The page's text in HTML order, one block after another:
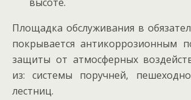
Площадка обслуживания в
покрывается антикоррозионным
защиты от атмосферных
из: системы поручней,
лестниц.